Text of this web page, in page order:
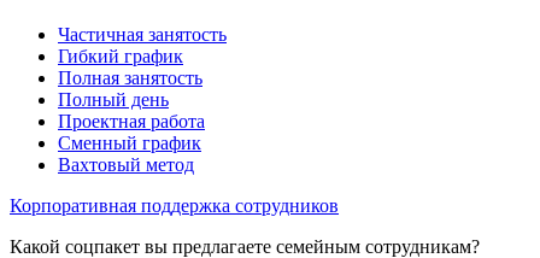
Частичная занятость
Гибкий график
Полная занятость
Полный день
Проектная работа
Сменный график
Вахтовый метод
Корпоративная поддержка сотрудников
Какой соцпакет вы предлагаете семейным сотрудникам?